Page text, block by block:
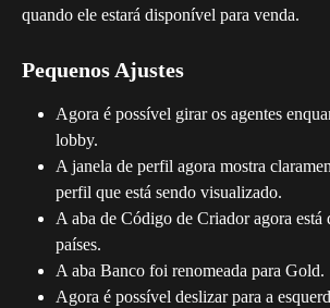
quando ele estará disponível para venda.
Pequenos Ajustes
Agora é possível girar os agentes
lobby.
A janela de perfil agora mostra
perfil que está sendo visualizado.
A aba de Código de Criador agora está
países.
A aba Banco foi renomeada para Gold.
Agora é possível deslizar para a